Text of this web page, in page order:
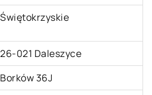
Świętokrzyskie
26-021 Daleszyce
Borków 36J